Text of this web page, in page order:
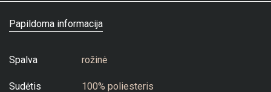
Papildoma informacija
Spalva rožinė
Sudėtis 100% poliesteris